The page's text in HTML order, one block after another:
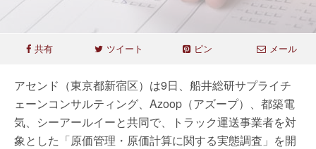
共有 ツイート ピン メール
アセンド（東京都新宿区）は9日、船井総研サプライチ
ェーンコンサルティング、Azoop（アズープ）、都築電
気、シーアールイーと共同で、トラック運送事業者を対
象とした「原価管理・原価計算に関する実態調査」を開